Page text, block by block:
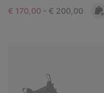
Minimum sale price:
€ 170,00 - Maximum price:
€ 200,00